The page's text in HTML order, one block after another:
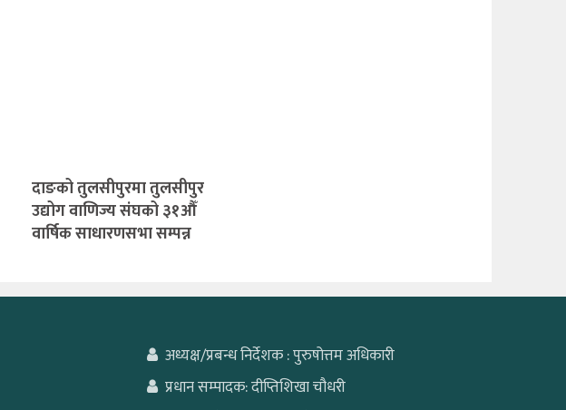
दाङको तुलसीपुरमा तुलसीपुर
उद्योग वाणिज्य संघको ३१औँ
वार्षिक साधारणसभा सम्पन्न
अध्यक्ष/प्रबन्ध निर्देशक : पुरुषोत्तम अधिकारी
प्रधान सम्पादक: दीप्तिशिखा चौधरी